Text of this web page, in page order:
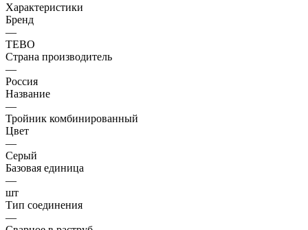
Характеристики
Бренд
—
TEBO
Страна производитель
—
Россия
Название
—
Тройник комбинированный
Цвет
—
Серый
Базовая единица
—
шт
Тип соединения
—